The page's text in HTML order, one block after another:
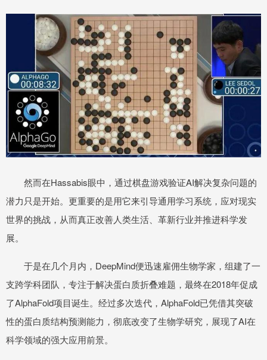
然而在Hassabis眼中，通过棋盘游戏验证AI解决复杂问题的
潜力只是开始。更重要的是用它来引导通用学习系统，应对现实
世界的挑战，从而真正改善人类生活、革新行业并推进科学发
展。
于是在几个月内，DeepMind便迅速雇佣生物学家，组建了一
支跨学科团队，专注于解决蛋白质折叠难题，最终在2018年促成
了AlphaFold项目诞生。经过多次迭代，AlphaFold已凭借其突破
性的蛋白质结构预测能力，彻底改变了生物学研究，展现了AI在
科学领域的强大应用前景。